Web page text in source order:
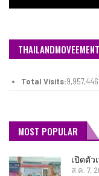
THAILANDMOVEEMENT
Total Visits:9,957,446
MOST POPULAR
เปิดตัว
ส.ค. 7,